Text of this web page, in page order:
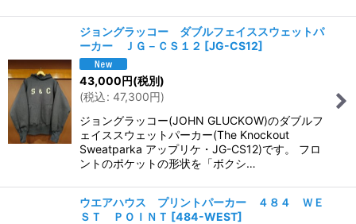
ジョングラッコー ダブルフェイススウェットパ
ーカー ＪＧ－ＣＳ１２ [JG-CS12]
43,000円(税別)
(税込: 47,300円)
ジョングラッコー(JOHN GLUCKOW)のダブルフ
ェイススウェットパーカー(The Knockout
Sweatparka アップリケ・JG-CS12)です。 フロ
ントのポケットの形状を「ボクシ…
ウエアハウス プリントパーカー ４８４ ＷＥ
ＳＴ ＰＯＩＮＴ [484-WEST]